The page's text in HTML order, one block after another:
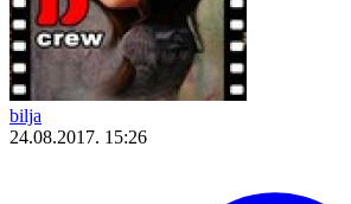
bilja
24.08.2017. 15:26